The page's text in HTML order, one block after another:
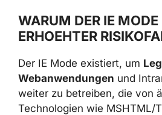
WARUM DER IE MODE
ERHOEHTER
Der IE Mode existiert, um
Webanwendungen und
weiter zu betreiben, die von
Technologien wie MSHTML/